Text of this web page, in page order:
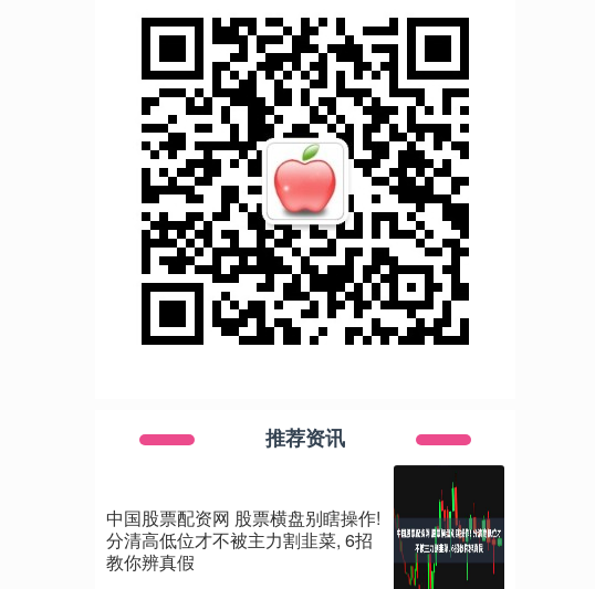
推荐资讯
中国股票配资网 股票横盘别瞎操作!
分清高低位才不被主力割韭菜, 6招
教你辨真假